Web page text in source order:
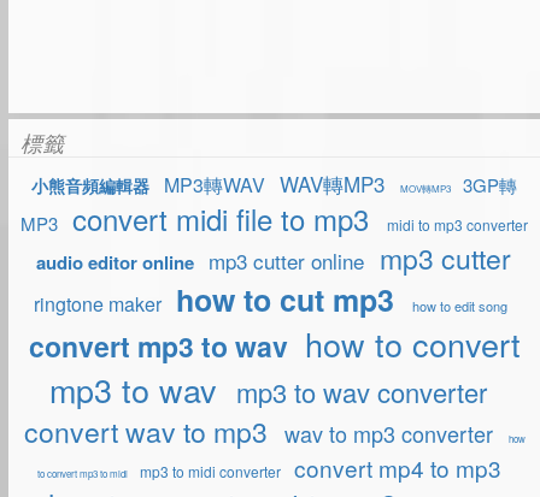
標籤
小熊音頻編輯器 MP3轉WAV WAV轉MP3 MOV轉MP3
3GP轉
MP3 convert midi file to mp3 midi to mp3 converter
audio editor online mp3 cutter online mp3 cutter
ringtone maker how to cut mp3 how to edit song
convert mp3 to wav how to convert
mp3 to wav mp3 to wav converter
convert wav to mp3 wav to mp3 converter how
to convert mp3 to midi mp3 to midi converter convert mp4 to mp3